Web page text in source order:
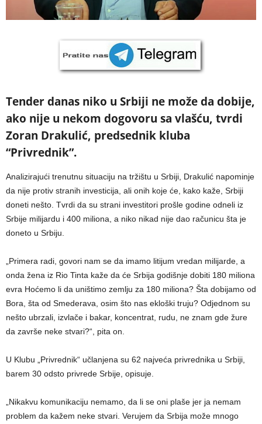
Tender danas niko u Srbiji ne može da dobije,
ako nije u nekom dogovoru sa vlašću, tvrdi
Zoran Drakulić, predsednik kluba
“Privrednik”.
Analizirajući trenutnu situaciju na tržištu u Srbiji, Drakulić napominje
da nije protiv stranih investicija, ali onih koje će, kako kaže, Srbiji
doneti nešto. Tvrdi da su strani investitori prošle godine odneli iz
Srbije milijardu i 400 miliona, a niko nikad nije dao računicu šta je
doneto u Srbiju.
„Primera radi, govori nam se da imamo litijum vredan milijarde, a
onda žena iz Rio Tinta kaže da će Srbija godišnje dobiti 180 miliona
evra Hoćemo li da uništimo zemlju za 180 miliona? Šta dobijamo od
Bora, šta od Smederava, osim što nas ekloški truju? Odjednom su
nešto ubrzali, izvlače i bakar, koncentrat, rudu, ne znam gde žure
da završe neke stvari?“, pita on.
U Klubu „Privrednik“ učlanjena su 62 najveća privrednika u Srbiji,
barem 30 odsto privrede Srbije, opisuje.
„Nikakvu komunikaciju nemamo, da li se oni plaše jer ja nemam
problem da kažem neke stvari. Verujem da Srbija može mnogo